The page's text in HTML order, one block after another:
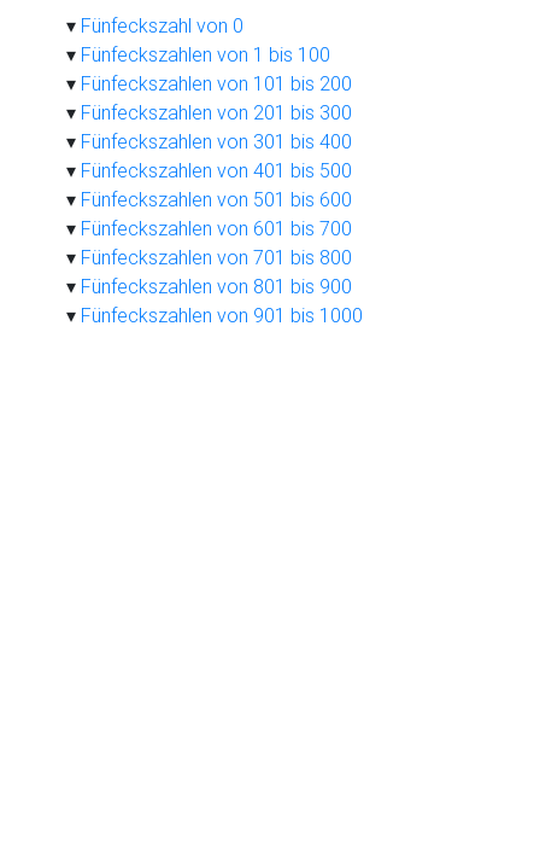
Fünfeckszahl von 0
Fünfeckszahlen von 1 bis 100
Fünfeckszahlen von 101 bis 200
Fünfeckszahlen von 201 bis 300
Fünfeckszahlen von 301 bis 400
Fünfeckszahlen von 401 bis 500
Fünfeckszahlen von 501 bis 600
Fünfeckszahlen von 601 bis 700
Fünfeckszahlen von 701 bis 800
Fünfeckszahlen von 801 bis 900
Fünfeckszahlen von 901 bis 1000